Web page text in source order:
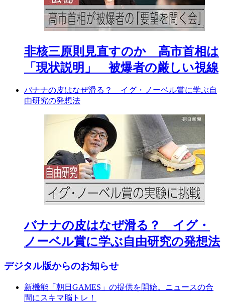
非核三原則見直すのか 高市首相は
「現状説明」 被爆者の厳しい視線
バナナの皮はなぜ滑る？ イグ・ノーベル賞に学ぶ自
由研究の発想法
バナナの皮はなぜ滑る？ イグ・
ノーベル賞に学ぶ自由研究の発想法
デジタル版からのお知らせ
新機能「朝日GAMES」の提供を開始。ニュースの合
間にスキマ脳トレ！